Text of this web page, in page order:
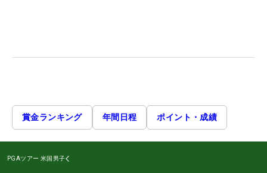
賞金ランキング 年間日程 ポイント・成績
PGAツアー 米国男子